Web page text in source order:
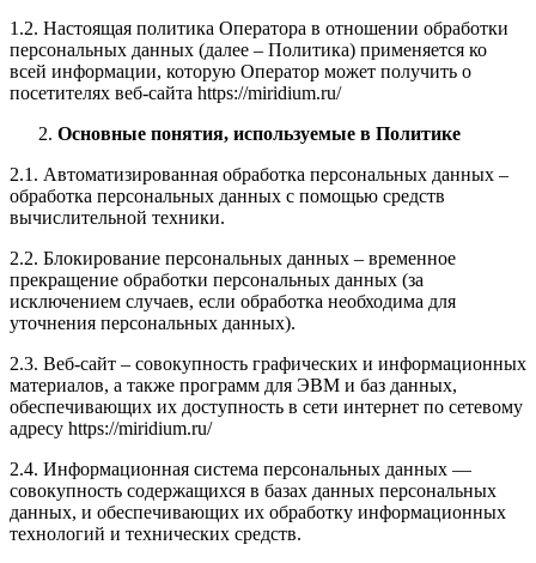
1.2. Настоящая политика Оператора в отношении обработки
персональных данных (далее – Политика) применяется ко
всей информации, которую Оператор может получить о
посетителях веб-сайта https://miridium.ru/
Основные понятия, используемые в Политике
2.1. Автоматизированная обработка персональных данных –
обработка персональных данных с помощью средств
вычислительной техники.
2.2. Блокирование персональных данных – временное
прекращение обработки персональных данных (за
исключением случаев, если обработка необходима для
уточнения персональных данных).
2.3. Веб-сайт – совокупность графических и информационных
материалов, а также программ для ЭВМ и баз данных,
обеспечивающих их доступность в сети интернет по сетевому
адресу https://miridium.ru/
2.4. Информационная система персональных данных —
совокупность содержащихся в базах данных персональных
данных, и обеспечивающих их обработку информационных
технологий и технических средств.